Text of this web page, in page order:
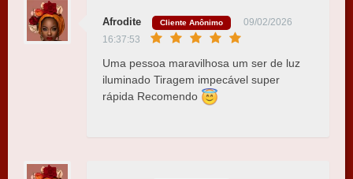
Afrodite Cliente Anônimo
09/02/2026
16:37:53
Uma pessoa maravilhosa um ser de luz
iluminado Tiragem impecável super
rápida Recomendo